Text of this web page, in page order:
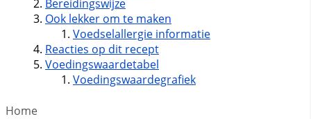
Bereidingswijze
Ook lekker om te maken
Voedselallergie informatie
Reacties op dit recept
Voedingswaardetabel
Voedingswaardegrafiek
Home